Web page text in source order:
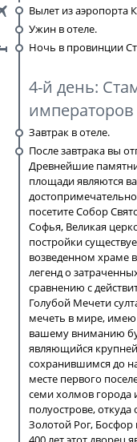
Вылет из аэропорта
Ужин в отеле.
Ночь в провинции
4-й день:
императоров
Завтрак в отеле.
После завтрака вы
Древнейшие
площади являются
посетите Собор
Софья, Великая
постройки
возведенном храме
легенд о
сравнению с
Голубой Мечети
мечеть в мире,
вашему вниманию
являющийся
сохранившимся до
месте первого
семи холмов города
полуострове,
Золотой Рог,